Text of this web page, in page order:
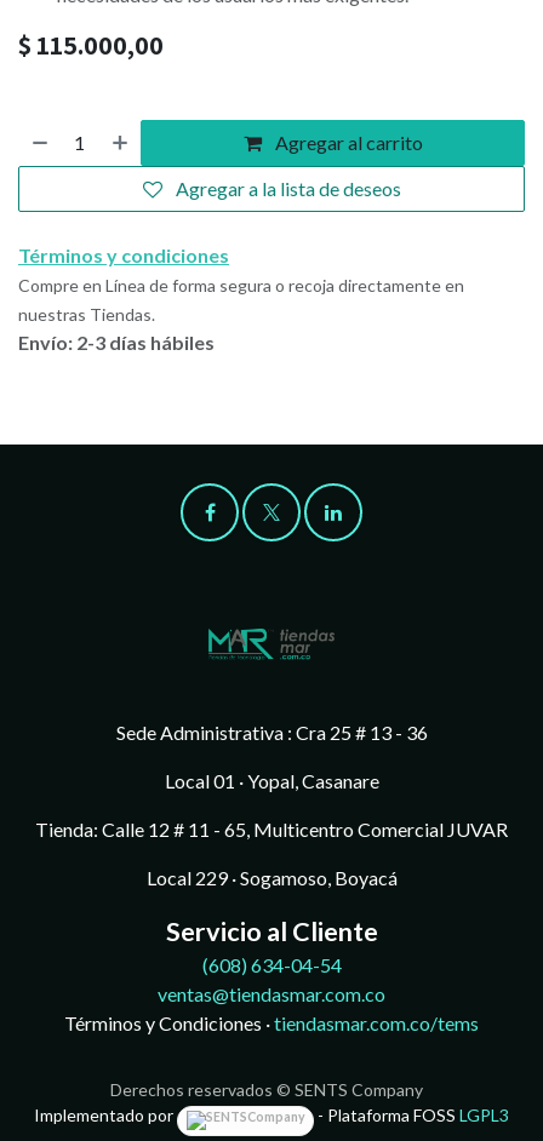
$ 115.000,00
Agregar al carrito
Agregar a la lista de deseos
Términos y condiciones
Compre en Línea de forma segura o recoja directamente en
nuestras Tiendas.
Envío: 2-3 días hábiles
Sede Administrativa : Cra 25 # 13 - 36
Local 01 · Yopal, Casanare
Tienda: Calle 12 # 11 - 65, Multicentro Comercial JUVAR
Local 229 · Sogamoso, Boyacá
Servicio al Cliente
(608) 634-04-54
ventas@tiendasmar.com.co
Términos y Condiciones ·tiendasmar.com.co/tems
Derechos reservados © SENTS Company
Implementado por
- Plataforma FOSSLGPL3